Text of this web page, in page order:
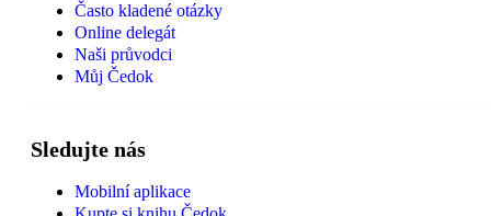
Často kladené otázky
Online delegát
Naši průvodci
Můj Čedok
Sledujte nás
Mobilní aplikace